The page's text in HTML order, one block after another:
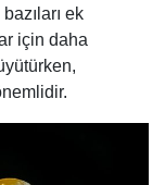
ek
için daha